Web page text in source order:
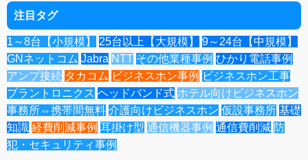
注目タグ
1～8台【小規模】 25台以上【大規模】
9～24台【中規模】
GNネットコム Jabra NTT その他業種事例 ひかり電話事例
アンプ接続 タカコム ビジネスホン事例 ビジネスホン工事
プラントロニクス ヘッドバンド式 ホテル向けビジネスホン
事務所⇔携帯間無料 介護向けビジネスホン 仮設事務所 基礎
知識 経費削減事例 耳掛け型 通信機器事例 通信費削減 防
犯・セキュリティ事例